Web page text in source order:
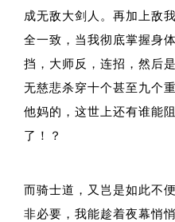
成无敌大剑人。再加上敌
全一致，当我彻底掌握身
挡，大师反，连招，然后
无慈悲杀穿十个甚至九个
他妈的，这世上还有谁能
了！？
而骑士道，又岂是如此不
非必要，我能趁着夜幕悄